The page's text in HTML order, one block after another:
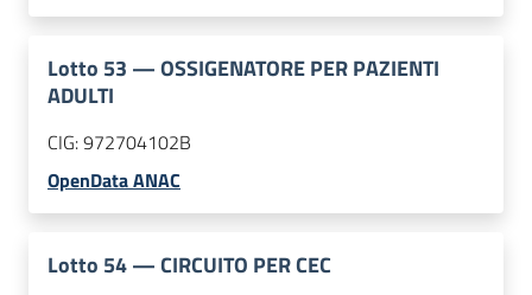
Lotto 53 —OSSIGENATORE PER PAZIENTI
ADULTI
CIG:972704102B
OpenData ANAC
Lotto 54—CIRCUITO PER CEC